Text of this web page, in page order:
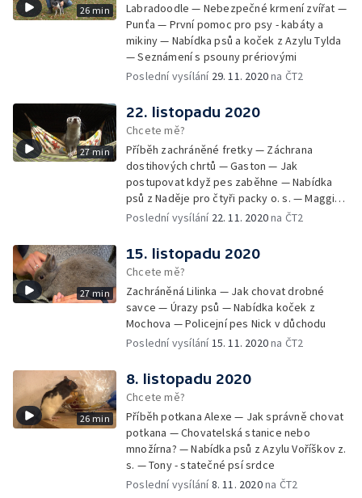
26 min
Labradoodle — Nebezpečné krmení zvířat —
Punťa — První pomoc pro psy - kabáty a
mikiny — Nabídka psů a koček z Azylu Tylda
— Seznámení s psouny prériovými
Poslední vysílání 29. 11. 2020na ČT2
27 min
22. listopadu 2020
Chcete mě?
Příběh zachráněné fretky — Záchrana
dostihových chrtů — Gaston — Jak
postupovat když pes zaběhne — Nabídka
psů z Naděje pro čtyři packy o. s. — Maggie -
aktivní stáří v kočárku
Poslední vysílání 22. 11. 2020na ČT2
27 min
15. listopadu 2020
Chcete mě?
Zachráněná Lilinka — Jak chovat drobné
savce — Úrazy psů — Nabídka koček z
Mochova — Policejní pes Nick v důchodu
Poslední vysílání15. 11. 2020na ČT2
26 min
8. listopadu 2020
Chcete mě?
Příběh potkana Alexe — Jak správně chovat
potkana — Chovatelská stanice nebo
množírna? — Nabídka psů z Azylu Voříškov z.
s. — Tony - statečné psí srdce
Poslední vysílání8. 11. 2020na ČT2